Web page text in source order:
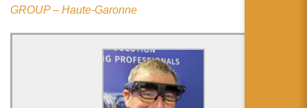
GROUP – Haute-Garonne